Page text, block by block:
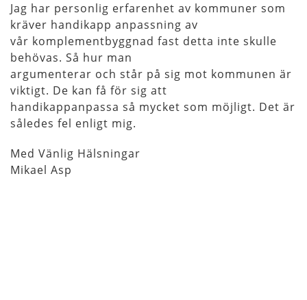
Jag har personlig erfarenhet av kommuner som
kräver handikapp anpassning av
vår komplementbyggnad fast detta inte skulle
behövas. Så hur man
argumenterar och står på sig mot kommunen är
viktigt. De kan få för sig att
handikappanpassa så mycket som möjligt. Det är
således fel enligt mig.
Med Vänlig Hälsningar
Mikael Asp